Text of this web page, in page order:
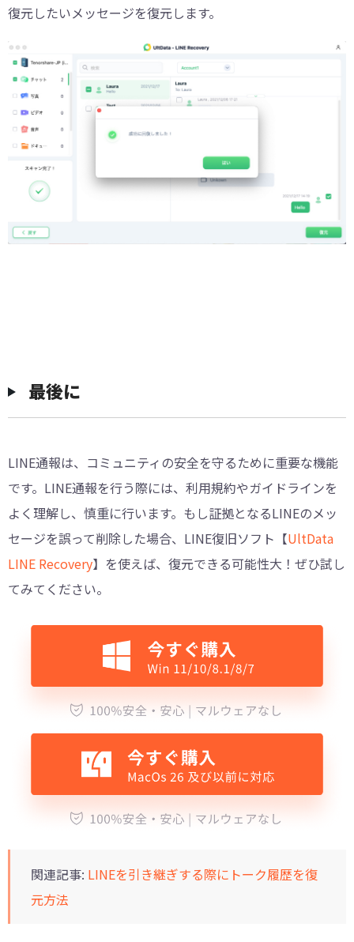
復元したいメッセージを復元します。
最後に
LINE通報は、コミュニティの安全を守るために重要な機能
です。LINE通報を行う際には、利用規約やガイドラインを
よく理解し、慎重に行います。もし証拠となるLINEのメッ
セージを誤って削除した場合、LINE復旧ソフト【UltData
LINE Recovery】を使えば、復元できる可能性大！ぜひ試し
てみてください。
関連記事: LINEを引き継ぎする際にトーク履歴を復
元方法